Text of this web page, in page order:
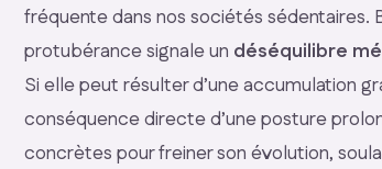
fréquente dans nos sociétés
protubérance signale un déséquilibre
Si elle peut résulter d’une accumulation
conséquence directe d’une posture
concrètes pour freiner son évolution,